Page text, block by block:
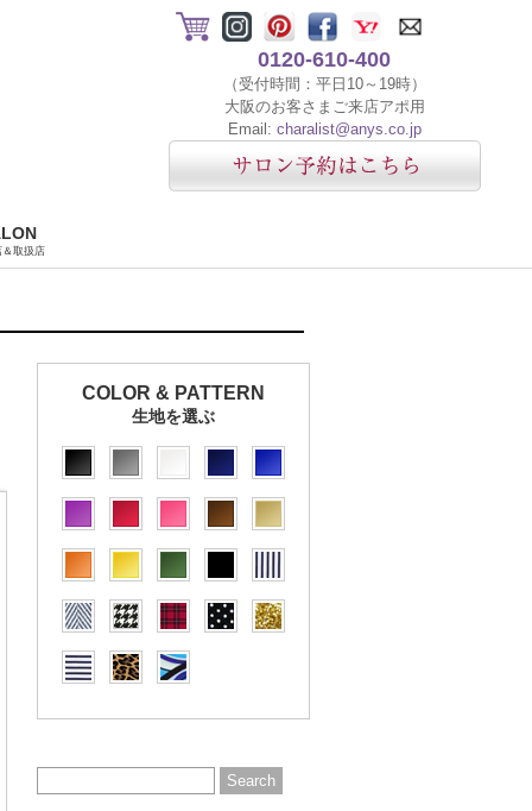
0120-610-400
（受付時間：平日10～19時）
大阪のお客さまご来店アポ用
Email: charalist@anys.co.jp
＆取扱店
COLOR & PATTERN
生地を選ぶ